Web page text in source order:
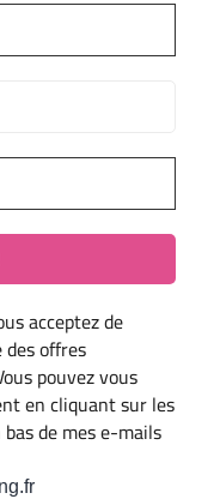
acceptez de
offres
pouvez vous
en cliquant sur les
de mes e-mails